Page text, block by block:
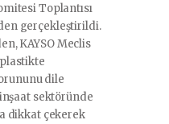
Toplantısı
gerçekleştirildi.
KAYSO Meclis
dile
sektöründe
dikkat çekerek